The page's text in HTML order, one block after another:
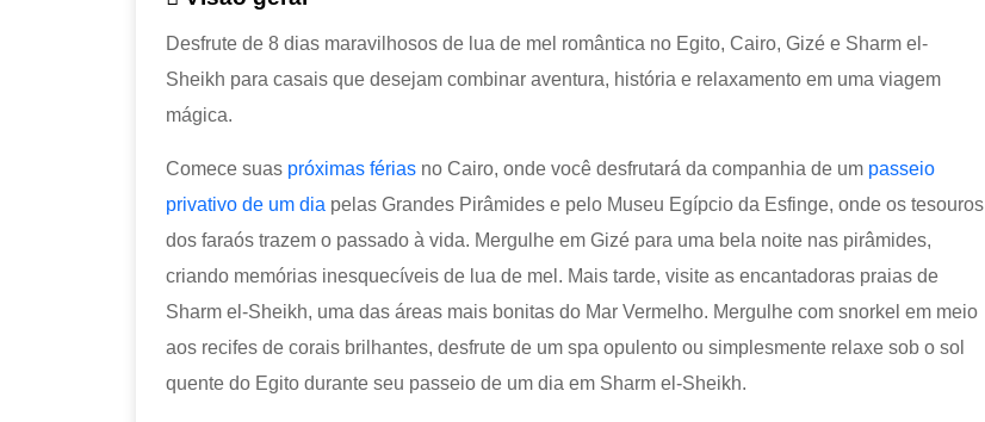
Desfrute de 8 dias maravilhosos de lua de mel romântica no Egito, Cairo, Gizé e Sharm el-
Sheikh para casais que desejam combinar aventura, história e relaxamento em uma viagem
mágica.
Comece suas próximas férias no Cairo, onde você desfrutará da companhia de um passeio
privativo de um dia pelas Grandes Pirâmides e pelo Museu Egípcio da Esfinge, onde os tesouros
dos faraós trazem o passado à vida. Mergulhe em Gizé para uma bela noite nas pirâmides,
criando memórias inesquecíveis de lua de mel. Mais tarde, visite as encantadoras praias de
Sharm el-Sheikh, uma das áreas mais bonitas do Mar Vermelho. Mergulhe com snorkel em meio
aos recifes de corais brilhantes, desfrute de um spa opulento ou simplesmente relaxe sob o sol
quente do Egito durante seu passeio de um dia em Sharm el-Sheikh.